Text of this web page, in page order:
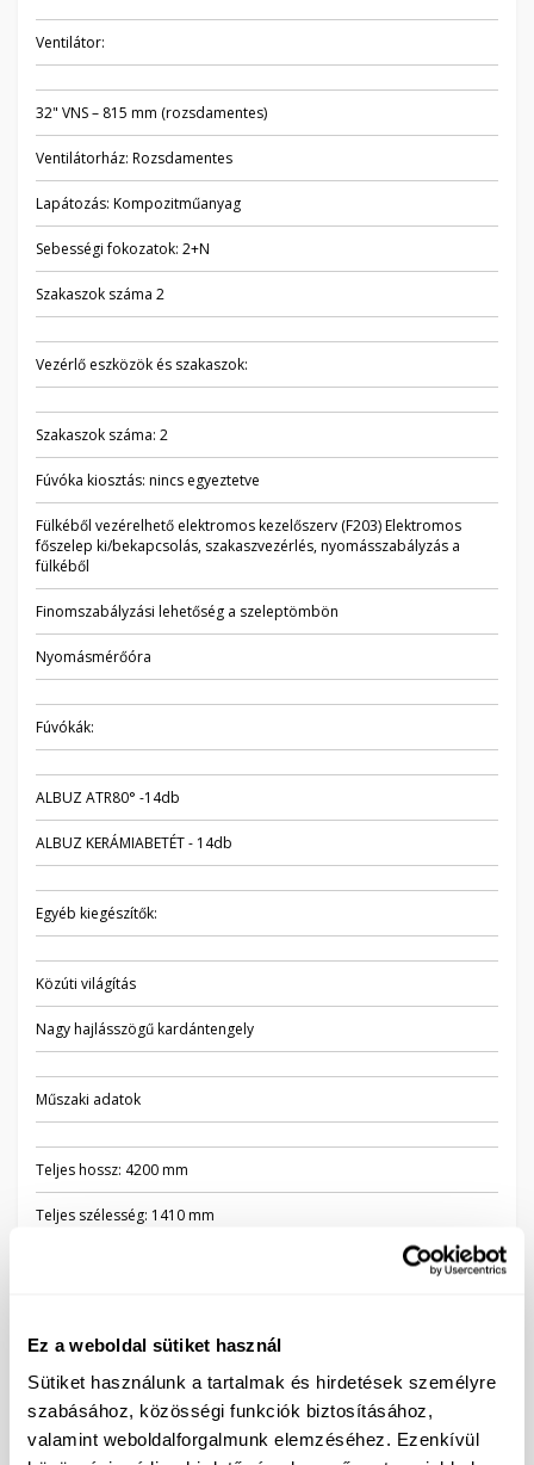
Ez a weboldal sütiket használ
Sütiket használunk a tartalmak és hirdetések személyre
szabásához, közösségi funkciók biztosításához,
valamint weboldalforgalmunk elemzéséhez. Ezenkívül
Ventilátor:
32" VNS – 815 mm (rozsdamentes)
Ventilátorház: Rozsdamentes
Lapátozás: Kompozitműanyag
Sebességi fokozatok: 2+N
Szakaszok száma 2
Vezérlő eszközök és szakaszok:
Szakaszok száma: 2
Fúvóka kiosztás: nincs egyeztetve
Fülkéből vezérelhető elektromos kezelőszerv (F203) Elektromos
főszelep ki/bekapcsolás, szakaszvezérlés, nyomásszabályzás a
fülkéből
Finomszabályzási lehetőség a szeleptömbön
Nyomásmérőóra
Fúvókák:
ALBUZ ATR80° -14db
ALBUZ KERÁMIABETÉT - 14db
Egyéb kiegészítők:
Közúti világítás
Nagy hajlásszögű kardántengely
Műszaki adatok
Teljes hossz: 4200 mm
Teljes szélesség: 1410 mm
Nettó tömeg: 690 kg
*Ventilátoronként az adatok eltérhetnek